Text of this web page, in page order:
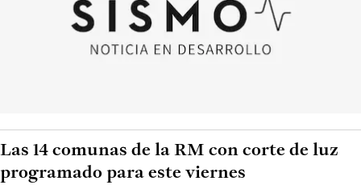
Las 14 comunas de la RM con corte de luz
programado para este viernes